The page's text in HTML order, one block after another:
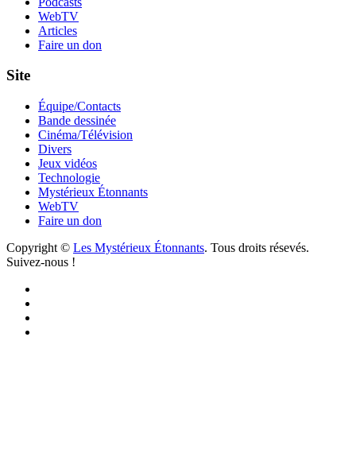
WebTV
Articles
Faire un don
Site
Équipe/Contacts
Bande dessinée
Cinéma/Télévision
Divers
Jeux vidéos
Technologie
Mystérieux Étonnants
WebTV
Faire un don
Copyright © Les Mystérieux Étonnants. Tous droits résevés.
Suivez-nous !